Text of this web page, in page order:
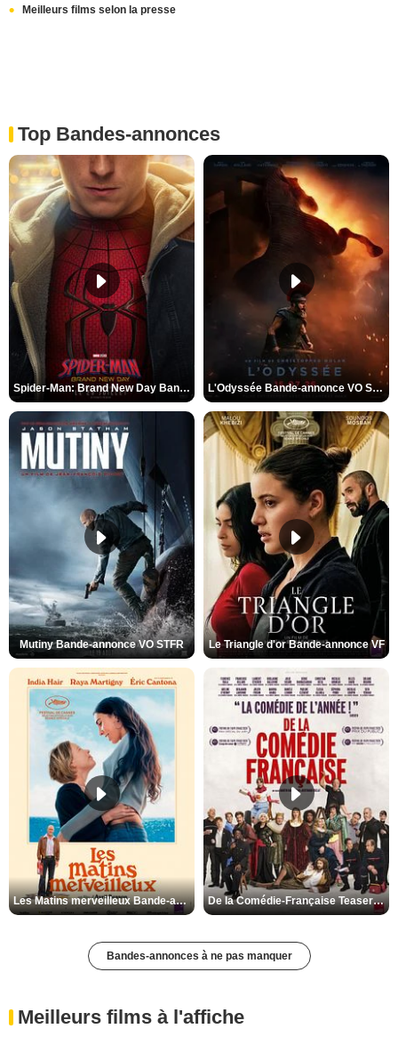
Meilleurs films selon la presse
Top Bandes-annonces
Spider-Man: Brand New Day Bande-annonce VO STFR L'Odyssée Bande-annonce VO STFR
Mutiny Bande-annonce VO STFR Le Triangle d'or Bande-annonce VF
Les Matins merveilleux Bande-annonce VF De la Comédie-Française Teaser VF
Bandes-annonces à ne pas manquer
Meilleurs films à l'affiche